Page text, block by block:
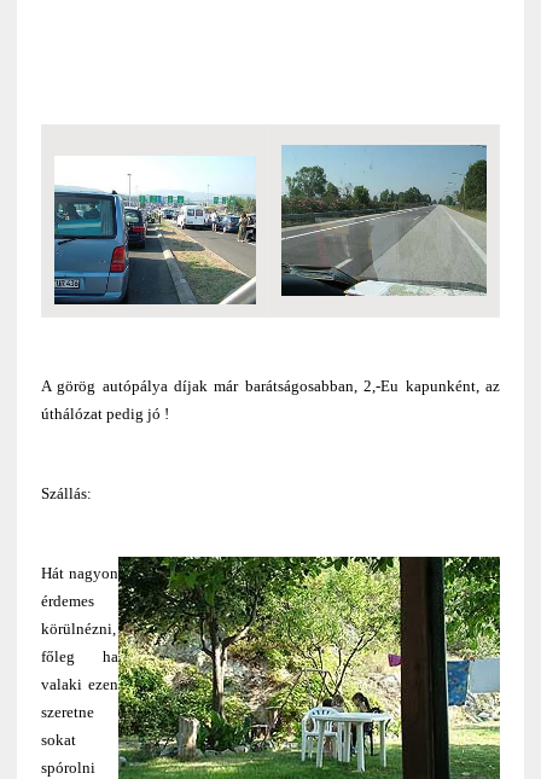
A görög autópálya díjak már barátságosabban, 2,-Eu kapunként, az
úthálózat pedig jó !
Szállás:
Hát nagyon
érdemes
körülnézni,
főleg ha
valaki ezen
szeretne
sokat
spórolni